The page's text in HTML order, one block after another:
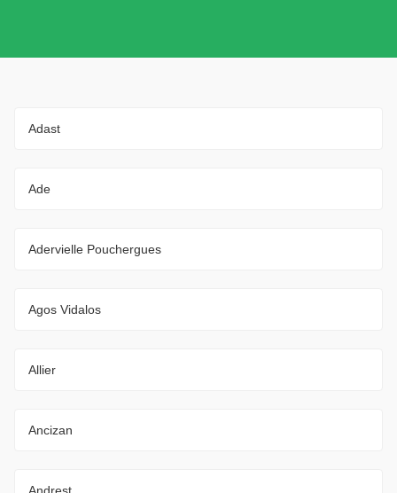
Adast
Ade
Adervielle Pouchergues
Agos Vidalos
Allier
Ancizan